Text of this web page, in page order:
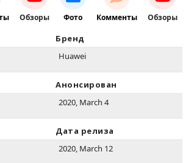
Обзоры Фото Комменты Обзоры
Бренд
Huawei
Анонсирован
2020, March 4
Дата релиза
2020, March 12